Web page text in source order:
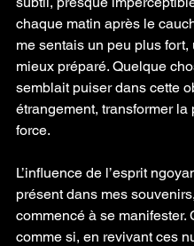
chaque matin après le
me sentais un peu plus fort,
mieux préparé. Quelque
semblait puiser dans cette
étrangement, transformer la
force.
L’influence de l’esprit
présent dans mes
commencé à se manifester.
comme si, en revivant ces